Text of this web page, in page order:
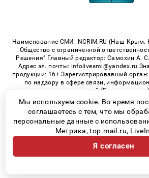
Наименование СМИ: NCRIM.RU (Наш Крым.
Общество с ограниченной
Решения" Главный редактор: Самохин А.
Адрес эл. почты: infolivesmi@yandex.ru
продукции: 16+ Зарегистрировавший
по надзору в сфере связи,
массовых коммуникаций
номер СМИ ЭЛ № ФС 77 - 81150 от
© 2026 «nCrim.ru» | Все права
Возрастная категория сайта
Политика
Мы используем cookie. Во время
соглашаетесь с тем, что мы
персональные данные с
Метрика, top.mail.ru,
Я согласен